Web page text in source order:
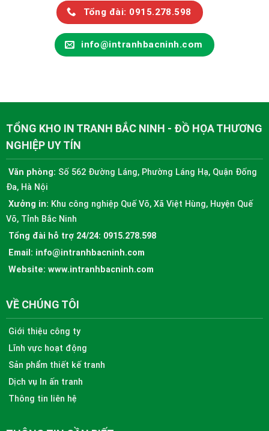
Tổng đài: 0915.278.598
info@intranhbacninh.com
TỔNG KHO IN TRANH BẮC NINH - ĐỒ HỌA THƯƠNG
NGHIỆP UY TÍN
Văn phòng: Số 562 Đường Láng, Phường Láng Hạ, Quận Đống
Đa, Hà Nội
Xưởng in: Khu công nghiệp Quế Võ, Xã Việt Hùng, Huyện Quế
Võ, Tỉnh Bắc Ninh
Tổng đài hỗ trợ 24/24: 0915.278.598
Email: info@intranhbacninh.com
Website: www.intranhbacninh.com
VỀ CHÚNG TÔI
Giới thiệu công ty
Lĩnh vực hoạt động
Sản phẩm thiết kế tranh
Dịch vụ In ấn tranh
Thông tin liên hệ